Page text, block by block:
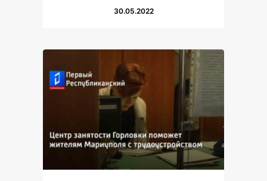
30.05.2022